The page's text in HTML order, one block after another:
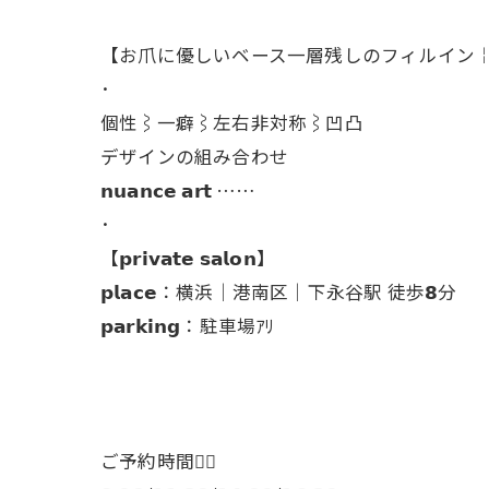
【お爪に優しいベース一層残しのフィルイン
･
個性⌇一癖⌇左右非対称⌇凹凸
デザインの組み合わせ
𝗻𝘂𝗮𝗻𝗰𝗲 𝗮𝗿𝘁 ……
･
【𝗽𝗿𝗶𝘃𝗮𝘁𝗲 𝘀𝗮𝗹𝗼𝗻】
𝗽𝗹𝗮𝗰𝗲：横浜│港南区│下永谷駅 徒歩𝟴分
𝗽𝗮𝗿𝗸𝗶𝗻𝗴：駐車場ｱﾘ
ご予約時間👇🏻